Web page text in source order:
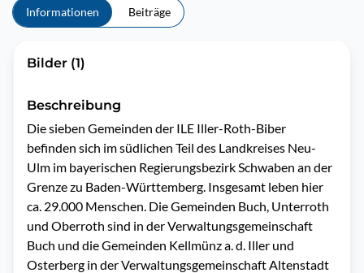
Informationen Beiträge
Bilder (1)
Beschreibung
Die sieben Gemeinden der ILE Iller-Roth-Biber
befinden sich im südlichen Teil des Landkreises Neu-
Ulm im bayerischen Regierungsbezirk Schwaben an der
Grenze zu Baden-Württemberg. Insgesamt leben hier
ca. 29.000 Menschen. Die Gemeinden Buch, Unterroth
und Oberroth sind in der Verwaltungsgemeinschaft
Buch und die Gemeinden Kellmünz a. d. Iller und
Osterberg in der Verwaltungsgemeinschaft Altenstadt